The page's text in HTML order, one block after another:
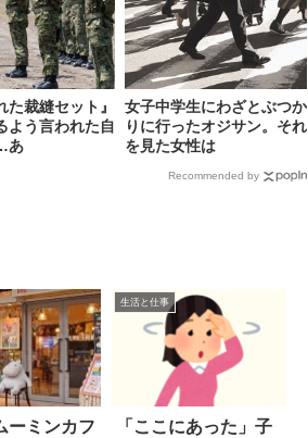
た裁縫セット』
よう言われた自
あ
女子中学生にわざとぶつか
りに行ったオジサン。それ
を見た女性は
Recommended by
ーミンカフ
生活と仕事
「ここにあった」子